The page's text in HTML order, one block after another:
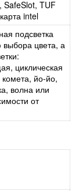
SafeSlot, TUF
intel
подсветка
цвета, а
циклическая
комета, йо-йо,
волна или
от